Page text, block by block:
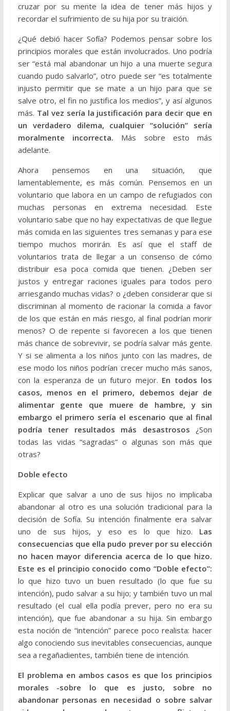
cruzar por su mente la idea de tener más hijos y
recordar el sufrimiento de su hija por su traición.
¿Qué debió hacer Sofía? Podemos pensar sobre los
principios morales que están involucrados. Uno podría
ser “está mal abandonar un hijo a una muerte segura
cuando pudo salvarlo”, otro puede ser “es totalmente
injusto permitir que se mate a un hijo para que se
salve otro, el fin no justifica los medios”, y así algunos
más. Tal vez sería la justificación para decir que en
un verdadero dilema, cualquier “solución” sería
moralmente incorrecta. Más sobre esto más
adelante.
Ahora pensemos en una situación, que
lamentablemente, es más común. Pensemos en un
voluntario que labora en un campo de refugiados con
muchas personas en extrema necesidad. Este
voluntario sabe que no hay expectativas de que llegue
más comida en las siguientes tres semanas y para ese
tiempo muchos morirán. Es así que el staff de
voluntarios trata de llegar a un consenso de cómo
distribuir esa poca comida que tienen. ¿Deben ser
justos y entregar raciones iguales para todos pero
arriesgando muchas vidas? o ¿deben considerar que si
discriminan al momento de racionar la comida a favor
de los que están en más riesgo, al final podrían morir
menos? O de repente si favorecen a los que tienen
más chance de sobrevivir, se podría salvar más gente.
Y si se alimenta a los niños junto con las madres, de
ese modo los niños podrían crecer mucho más sanos,
con la esperanza de un futuro mejor. En todos los
casos, menos en el primero, debemos dejar de
alimentar gente que muere de hambre, y sin
embargo el primero sería el escenario que al final
podría tener resultados más desastrosos ¿Son
todas las vidas “sagradas” o algunas son más que
otras?
Doble efecto
Explicar que salvar a uno de sus hijos no implicaba
abandonar al otro es una solución tradicional para la
decisión de Sofía. Su intención finalmente era salvar
uno de sus hijos, y eso es lo que hizo. Las
consecuencias que ella pudo prever por su elección
no hacen mayor diferencia acerca de lo que hizo.
Este es el principio conocido como “Doble efecto”:
lo que hizo tuvo un buen resultado (lo que fue su
intención), pudo salvar a su hijo; y también tuvo un mal
resultado (el cual ella podía prever, pero no era su
intención), que fue abandonar a su hija. Sin embargo
esta noción de “intención” parece poco realista: hacer
algo conociendo sus inevitables consecuencias, aunque
sea a regañadientes, también tiene de intención.
El problema en ambos casos es que los principios
morales -sobre lo que es justo, sobre no
abandonar personas en necesidad o sobre salvar